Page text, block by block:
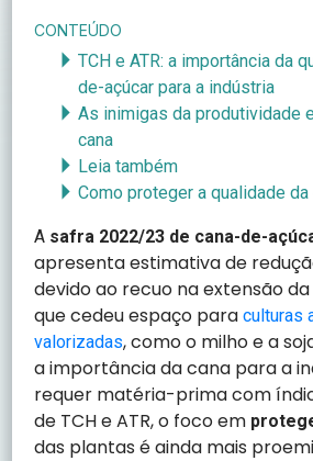
CONTEÚDO
TCH e ATR: a importância da
de-açúcar para a indústria
As inimigas da produtividade
cana
Leia também
Como proteger a qualidade da
A safra 2022/23 de cana-de-
apresenta estimativa de
devido ao recuo na extensão
que cedeu espaço paraculturas
valorizadas, como o milho e a
a importância da cana para a
requer matéria-prima com
de TCH e ATR, o foco em
das plantas é ainda mais